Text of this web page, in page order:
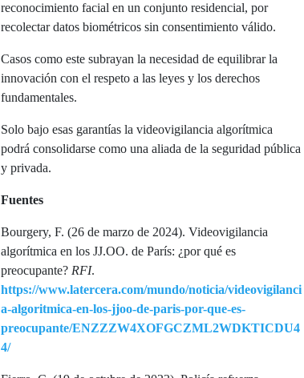
reconocimiento facial en un conjunto residencial, por
recolectar datos biométricos sin consentimiento válido.
Casos como este subrayan la necesidad de equilibrar la
innovación con el respeto a las leyes y los derechos
fundamentales.
Solo bajo esas garantías la videovigilancia algorítmica
podrá consolidarse como una aliada de la seguridad pública
y privada.
Fuentes
Bourgery, F. (26 de marzo de 2024). Videovigilancia
algorítmica en los JJ.OO. de París: ¿por qué es
preocupante? RFI.
https://www.latercera.com/mundo/noticia/videovigilanci
a-algoritmica-en-los-jjoo-de-paris-por-que-es-
preocupante/ENZZZW4XOFGCZML2WDKTICDU4
4/